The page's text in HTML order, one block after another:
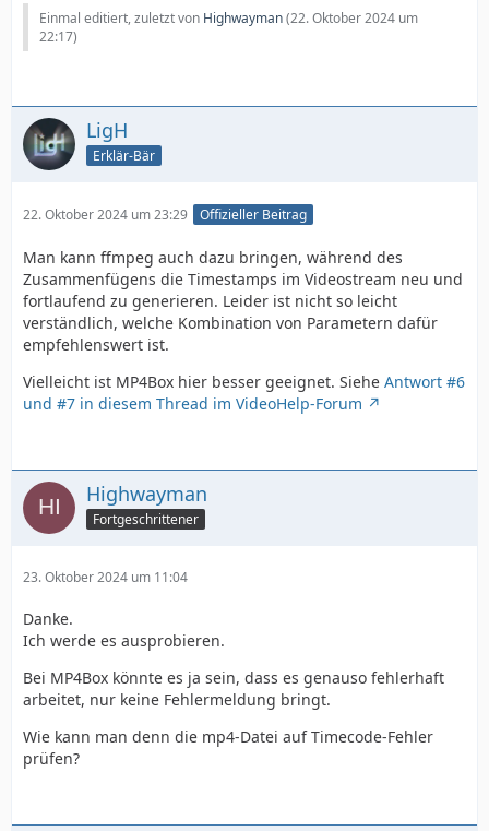
Einmal editiert, zuletzt von Highwayman(22. Oktober 2024 um
22:17)
LigH
Erklär-Bär
22. Oktober 2024 um 23:29 Offizieller Beitrag
Man kann ffmpeg auch dazu bringen, während des
Zusammenfügens die Timestamps im Videostream neu und
fortlaufend zu generieren. Leider ist nicht so leicht
verständlich, welche Kombination von Parametern dafür
empfehlenswert ist.
Vielleicht ist MP4Box hier besser geeignet. Siehe Antwort #6
und #7 in diesem Thread im VideoHelp-Forum
Highwayman
Fortgeschrittener
23. Oktober 2024 um 11:04
Danke.
Ich werde es ausprobieren.
Bei MP4Box könnte es ja sein, dass es genauso fehlerhaft
arbeitet, nur keine Fehlermeldung bringt.
Wie kann man denn die mp4-Datei auf Timecode-Fehler
prüfen?